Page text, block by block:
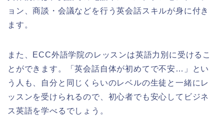
ョン、商談・会議などを行う英会話スキルが身に付き
ます。
また、ECC外語学院のレッスンは英語力別に受けるこ
とができます。「英会話自体が初めてで不安…」とい
う人も、自分と同じくらいのレベルの生徒と一緒にレ
ッスンを受けられるので、初心者でも安心してビジネ
ス英語を学べるでしょう。